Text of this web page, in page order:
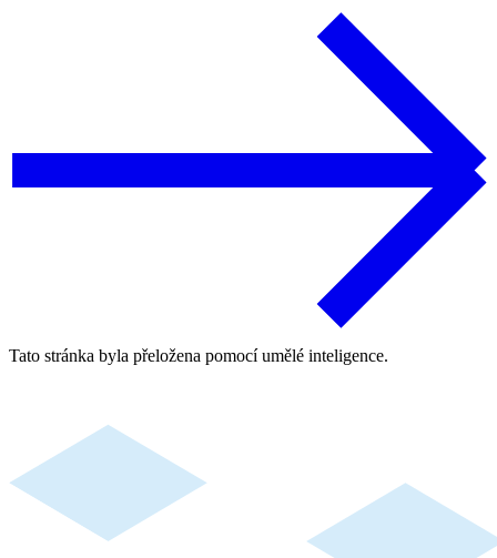
Tato stránka byla přeložena pomocí umělé inteligence.